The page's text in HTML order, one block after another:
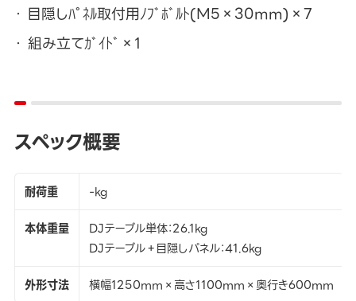
目隠しﾊﾟﾈﾙ取付用ﾉﾌﾞﾎﾞﾙﾄ(M5×30mm)×7
組み立てｶﾞｲﾄﾞ×1
スペック概要
耐荷重
-kg
本体重量
DJテーブル単体：26.1kg
DJテーブル＋目隠しパネル：41.6kg
外形寸法
横幅1250mm×高さ1100mm×奥行き600mm